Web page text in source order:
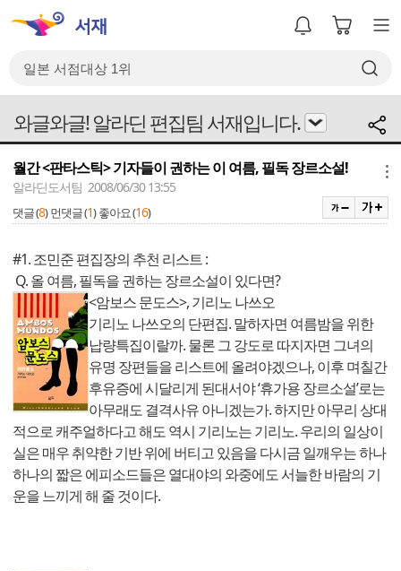
와글와글! 알라딘 편집팀 서재입니다.
월간 <판타스틱> 기자들이 권하는 이 여름, 필독 장르소설!
알라딘도서팀 2008/06/30 13:55
댓글 (8) 먼댓글 (1) 좋아요 (16)
#1. 조민준 편집장의 추천 리스트 :
Q. 올 여름, 필독을 권하는 장르소설이 있다면?
<암보스 문도스>, 기리노 나쓰오
기리노 나쓰오의 단편집. 말하자면 여름밤을 위한
납량특집이랄까. 물론 그 강도로 따지자면 그녀의
유명 장편들을 리스트에 올려야겠으나, 이후 며칠간
후유증에 시달리게 된대서야 ‘휴가용 장르소설’로는
아무래도 결격사유 아니겠는가. 하지만 아무리 상대
적으로 캐주얼하다고 해도 역시 기리노는 기리노. 우리의 일상이
실은 매우 취약한 기반 위에 버티고 있음을 다시금 일깨우는 하나
하나의 짧은 에피소드들은 열대야의 와중에도 서늘한 바람의 기
운을 느끼게 해 줄 것이다.